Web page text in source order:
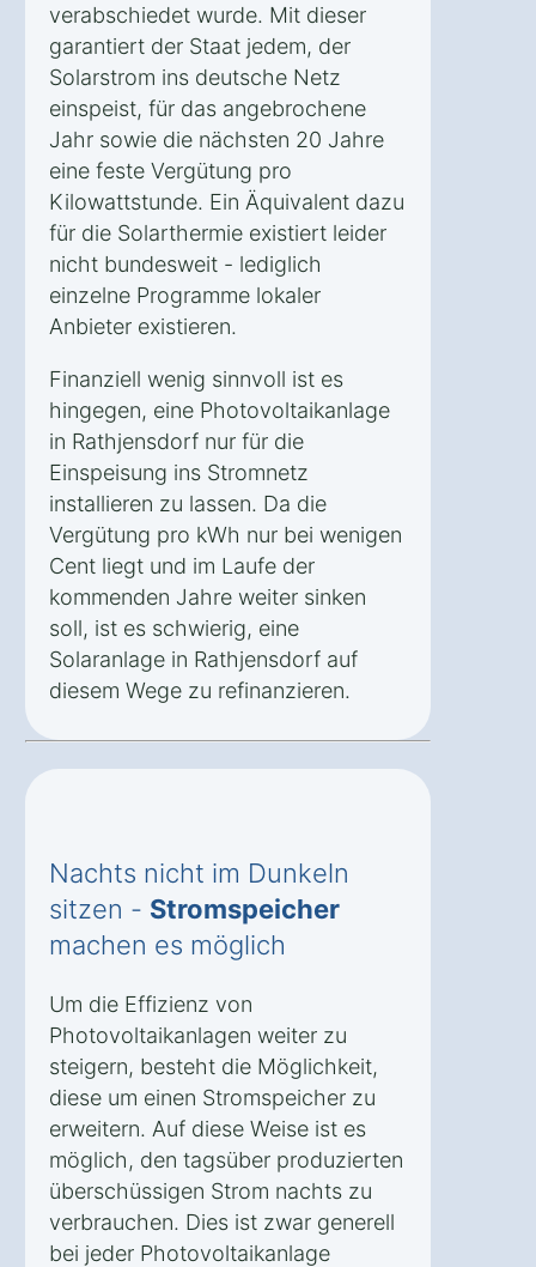
verabschiedet wurde. Mit dieser
garantiert der Staat jedem, der
Solarstrom ins deutsche Netz
einspeist, für das angebrochene
Jahr sowie die nächsten 20 Jahre
eine feste Vergütung pro
Kilowattstunde. Ein Äquivalent dazu
für die Solarthermie existiert leider
nicht bundesweit - lediglich
einzelne Programme lokaler
Anbieter existieren.
Finanziell wenig sinnvoll ist es
hingegen, eine Photovoltaikanlage
in Rathjensdorf nur für die
Einspeisung ins Stromnetz
installieren zu lassen. Da die
Vergütung pro kWh nur bei wenigen
Cent liegt und im Laufe der
kommenden Jahre weiter sinken
soll, ist es schwierig, eine
Solaranlage in Rathjensdorf auf
diesem Wege zu refinanzieren.
Nachts nicht im Dunkeln
sitzen - Stromspeicher
machen es möglich
Um die Effizienz von
Photovoltaikanlagen weiter zu
steigern, besteht die Möglichkeit,
diese um einen Stromspeicher zu
erweitern. Auf diese Weise ist es
möglich, den tagsüber produzierten
überschüssigen Strom nachts zu
verbrauchen. Dies ist zwar generell
bei jeder Photovoltaikanlage